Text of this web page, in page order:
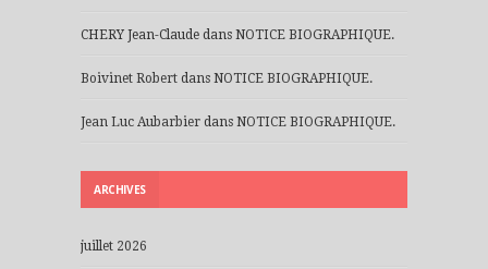
CHERY Jean-Claude dans NOTICE BIOGRAPHIQUE.
Boivinet Robert dans NOTICE BIOGRAPHIQUE.
Jean Luc Aubarbier dans NOTICE BIOGRAPHIQUE.
ARCHIVES
juillet 2026